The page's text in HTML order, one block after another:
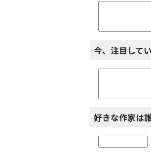
今、注目して
好きな作家は